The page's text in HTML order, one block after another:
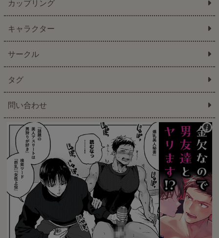
カップリング
キャラクター
サークル
タグ
問い合わせ